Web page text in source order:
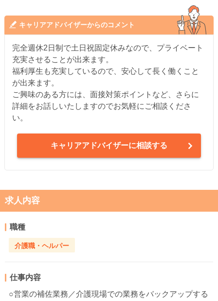
キャリアアドバイザーからのコメント
完全週休2日制で土日祝固定休みなので、プライベート
充実させることが出来ます。
福利厚生も充実しているので、安心して長く働くこと
が出来ます。
ご興味のある方には、面接対策ポイントなど、さらに
詳細をお話しいたしますのでお気軽にご相談くださ
い。
キャリアアドバイザーに相談する
求人内容
職種
介護職・ヘルパー
仕事内容
○営業の補佐業務／介護現場での業務をバックアップする